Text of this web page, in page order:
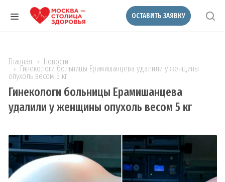
ОСТАВИТЬ ЗАЯВКУ
Главная Новости
Гинекологи больницы Ерамишанцева удалили у женщины
опухоль весом 5 кг
Гинекологи больницы Ерамишанцева
удалили у женщины опухоль весом 5 кг